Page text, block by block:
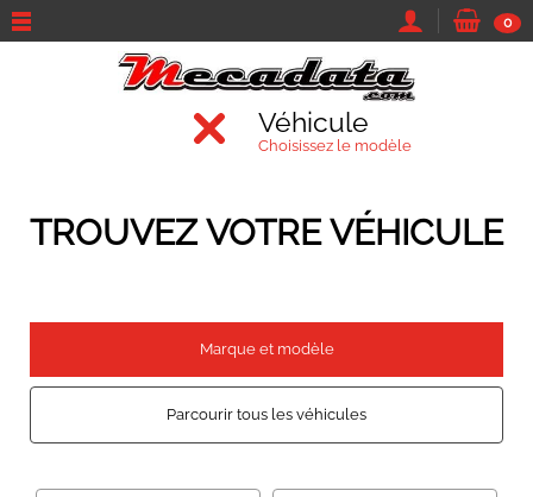
0
Véhicule
Choisissez le modèle
TROUVEZ VOTRE VÉHICULE
Marque et modèle
Parcourir tous les véhicules